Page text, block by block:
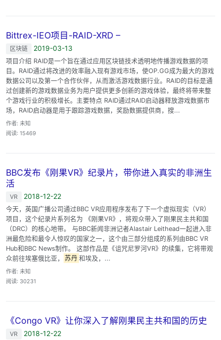
Bittrex-IEO项目-RAID-XRD –
区块链 2019-03-13
项目介绍 RAID是一个旨在通过应用区块链技术透明地传播游戏数据的项
目。RAID通过将改进的效率融入现有游戏市场，使OP.GG成为最大的游戏
数据公司以及第一个合作伙伴，从而激活游戏数据行业。RAID的目标是通
过创建新的游戏数据业务为用户提供更多创新的游戏体验，最终将带来整
个游戏行业的积极增长。主要特点 RAID通过RAID启动器释放游戏数据市
场，RAID启动器是用于跟踪游戏数据，奖励数据提供商，搜...
作者: 未知
阅读: 15469
BBC发布《刚果VR》纪录片，带你进入真实的非洲生
活
VR 2018-12-22
今天，英国广播公司通过BBC VR应用程序发布了下一个虚拟现实（VR）
项目，这个纪录片系列名为 《刚果VR》，将观众带入了刚果民主共和国
（DRC）的核心地带。 与BBC新闻非洲记者Alastair Leithead一起进入非
洲最危险和最令人惊叹的国家之一，这个由三部分组成的系列由BBC VR
Hub和BBC News制作。 这部作品是《诅咒尼罗河VR》的续集，它将带观
众前往埃塞俄比亚，
苏丹 和埃及，...
作者: 未知
阅读: 30231
《Congo VR》让你深入了解刚果民主共和国的历史
VR 2018-12-22